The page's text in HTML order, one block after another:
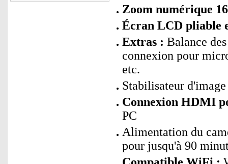
Zoom numérique
Écran LCD pliable
Extras : Balance
connexion pour
etc.
Stabilisateur
Connexion HDMI
PC
Alimentation du
pour jusqu'à 90